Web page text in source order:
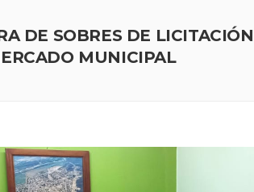
DE SOBRES DE LICITACIÓN
MUNICIPAL